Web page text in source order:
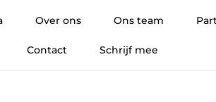
mooie glimlach
Over ons Ons team
Contact Schrijf mee